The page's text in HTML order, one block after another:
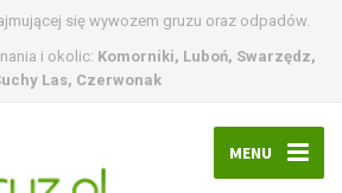
się wywozem gruzu oraz odpadów.
i okolic: Komorniki, Luboń, Swarzędz,
Las, Czerwonak
MENU